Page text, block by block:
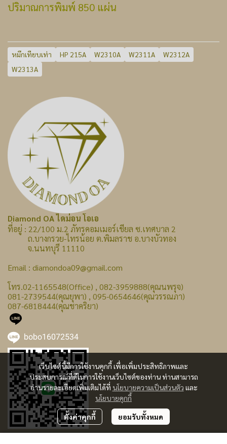
ปริมาณการพิมพ์ 850 แผ่น
หมึกเทียบเท่า HP 215A W2310A W2311A
W2312A
W2313A
เว็บไซต์นี้มีการใช้งานคุกกี้ เพื่อเพิ่มประสิทธิภาพและ
ประสบการณ์ที่ดีในการใช้งานเว็บไซต์ของท่าน ท่านสามารถ
อ่านรายละเอียดเพิ่มเติมได้ที่ นโยบายความเป็นส่วนตัว และ
นโยบายคุกกี้
ตั้งค่าคุกกี้ ยอมรับทั้งหมด
Diamond OA ไดม่อน โอเอ
ที่อยู่ : 22/100 ม.2 ภัทรคอมเมอร์เชียล ซ.เทศบาล 2
ถ.บางกรวย-ไทรน้อย ต.พิมลราช อ.บางบัวทอง
จ.นนทบุรี 11110
Email : diamondoa09@gmail.com
โทร.02-1165548(Office) , 082-3959888(คุณนพรุจ)
081-2739544(คุณยุพา) , 095-0654646(คุณวรรณภา)
087-6818444(คุณชาคริยา)
bobo16072534